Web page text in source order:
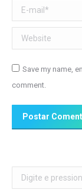
E-mail *
Website
Save my name,
comment.
Postar
Search: